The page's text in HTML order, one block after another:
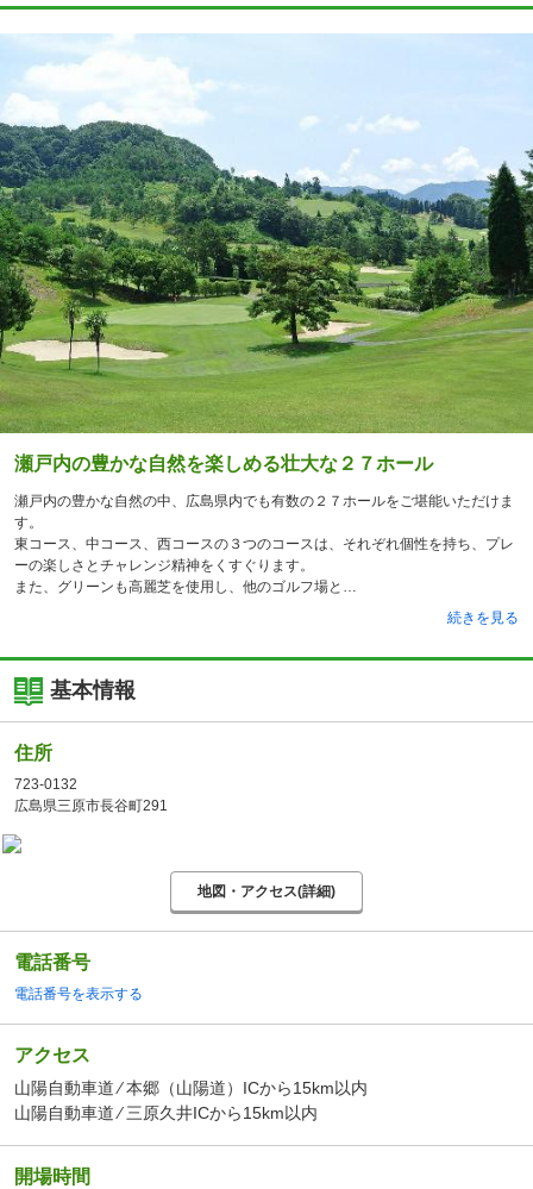
瀬戸内の豊かな自然を楽しめる壮大な２７ホール
瀬戸内の豊かな自然の中、広島県内でも有数の２７ホールをご堪能いただけま
す。
東コース、中コース、西コースの３つのコースは、それぞれ個性を持ち、プレ
ーの楽しさとチャレンジ精神をくすぐります。
また、グリーンも高麗芝を使用し、他のゴルフ場と
続きを見る
基本情報
住所
723-0132
広島県三原市長谷町291
地図・アクセス(詳細)
電話番号
電話番号を表示する
アクセス
山陽自動車道 ⁄ 本郷（山陽道）ICから15km以内
山陽自動車道 ⁄ 三原久井ICから15km以内
開場時間